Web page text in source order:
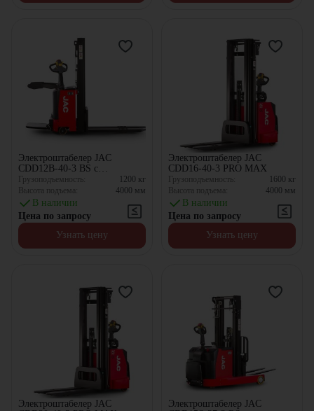
Электроштабелер JAC
CDD12B-40-3 BS с
противовесом
Грузоподъемность: 1200 кг
Высота подъема:
4000 мм
В наличии
Цена по запросу
Узнать цену
Электроштабелер JAC
CDD16-40-3 PRO MAX
Грузоподъемность: 1600 кг
Высота подъема:
4000 мм
В наличии
Цена по запросу
Узнать цену
Электроштабелер JAC
Электроштабелер JAC